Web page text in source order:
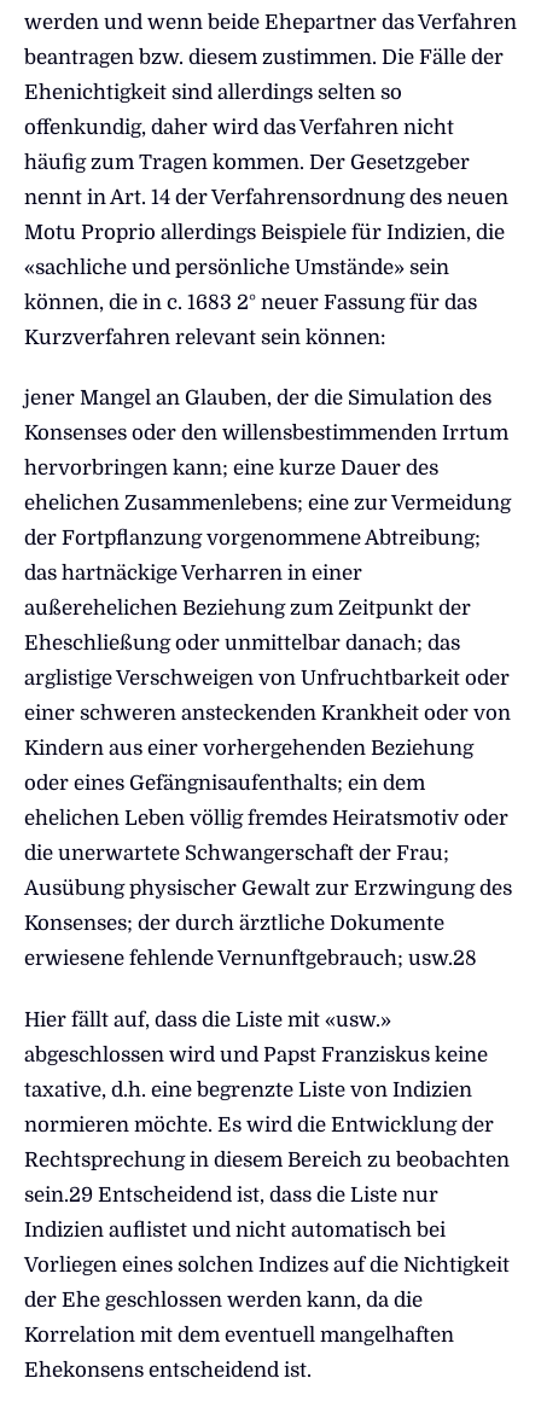
werden und wenn beide Ehepartner das Verfahren
beantragen bzw. diesem zustimmen. Die Fälle der
Ehenichtigkeit sind allerdings selten so
offenkundig, daher wird das Verfahren nicht
häufig zum Tragen kommen. Der Gesetzgeber
nennt in Art. 14 der Verfahrensordnung des neuen
Motu Proprio allerdings Beispiele für Indizien, die
«sachliche und persönliche Umstände» sein
können, die in c. 1683 2° neuer Fassung für das
Kurzverfahren relevant sein können:
jener Mangel an Glauben, der die Simulation des
Konsenses oder den willensbestimmenden Irrtum
hervorbringen kann; eine kurze Dauer des
ehelichen Zusammenlebens; eine zur Vermeidung
der Fortpflanzung vorgenommene Abtreibung;
das hartnäckige Verharren in einer
außerehelichen Beziehung zum Zeitpunkt der
Eheschließung oder unmittelbar danach; das
arglistige Verschweigen von Unfruchtbarkeit oder
einer schweren ansteckenden Krankheit oder von
Kindern aus einer vorhergehenden Beziehung
oder eines Gefängnisaufenthalts; ein dem
ehelichen Leben völlig fremdes Heiratsmotiv oder
die unerwartete Schwangerschaft der Frau;
Ausübung physischer Gewalt zur Erzwingung des
Konsenses; der durch ärztliche Dokumente
erwiesene fehlende Vernunftgebrauch; usw.28
Hier fällt auf, dass die Liste mit «usw.»
abgeschlossen wird und Papst Franziskus keine
taxative, d.h. eine begrenzte Liste von Indizien
normieren möchte. Es wird die Entwicklung der
Rechtsprechung in diesem Bereich zu beobachten
sein.29 Entscheidend ist, dass die Liste nur
Indizien auflistet und nicht automatisch bei
Vorliegen eines solchen Indizes auf die Nichtigkeit
der Ehe geschlossen werden kann, da die
Korrelation mit dem eventuell mangelhaften
Ehekonsens entscheidend ist.